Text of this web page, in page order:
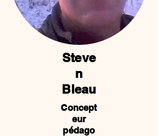
Steve
n
Bleau
Concept
eur
pédago